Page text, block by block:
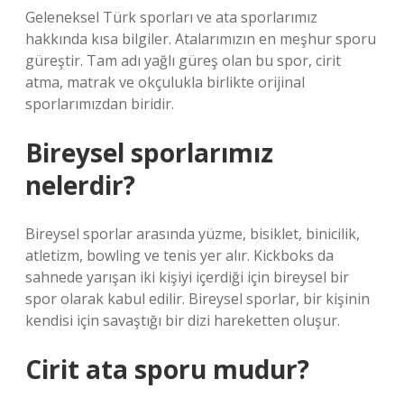
Geleneksel Türk sporları ve ata sporlarımız
hakkında kısa bilgiler. Atalarımızın en meşhur sporu
güreştir. Tam adı yağlı güreş olan bu spor, cirit
atma, matrak ve okçulukla birlikte orijinal
sporlarımızdan biridir.
Bireysel sporlarımız
nelerdir?
Bireysel sporlar arasında yüzme, bisiklet, binicilik,
atletizm, bowling ve tenis yer alır. Kickboks da
sahnede yarışan iki kişiyi içerdiği için bireysel bir
spor olarak kabul edilir. Bireysel sporlar, bir kişinin
kendisi için savaştığı bir dizi hareketten oluşur.
Cirit ata sporu mudur?